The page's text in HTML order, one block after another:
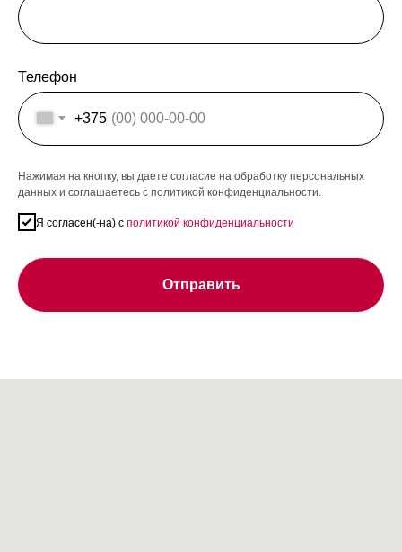
Телефон
+375
Нажимая на кнопку, вы даете согласие на обработку персональных
данных и соглашаетесь c политикой конфиденциальности.
Я согласен(-на) с политикой конфиденциальности
Отправить